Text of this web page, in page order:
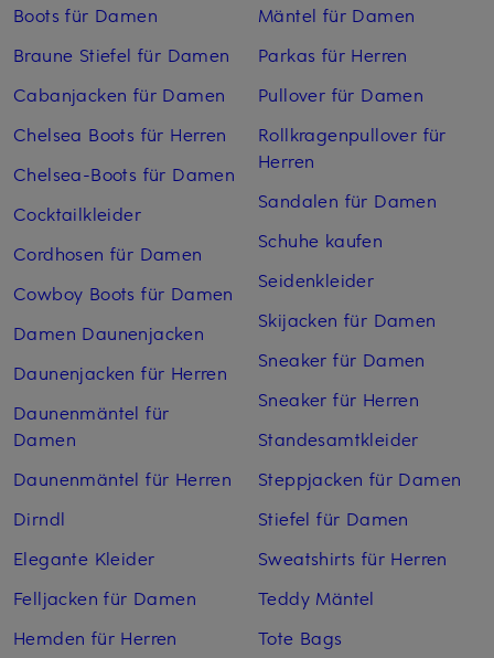
Boots für Damen
Braune Stiefel für Damen
Cabanjacken für Damen
Chelsea Boots für Herren
Chelsea-Boots für Damen
Cocktailkleider
Cordhosen für Damen
Cowboy Boots für Damen
Damen Daunenjacken
Daunenjacken für Herren
Daunenmäntel für
Damen
Daunenmäntel für Herren
Dirndl
Elegante Kleider
Felljacken für Damen
Hemden für Herren
Mäntel für Damen
Parkas für Herren
Pullover für Damen
Rollkragenpullover für
Herren
Sandalen für Damen
Schuhe kaufen
Seidenkleider
Skijacken für Damen
Sneaker für Damen
Sneaker für Herren
Standesamtkleider
Steppjacken für Damen
Stiefel für Damen
Sweatshirts für Herren
Teddy Mäntel
Tote Bags